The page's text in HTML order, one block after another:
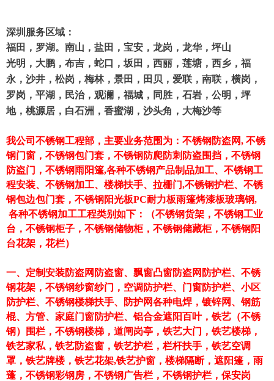
深圳服务区域：
福田，罗湖。南山，盐田，宝安，龙岗，龙华，坪山
光明，大鹏，布吉，蛇口，坂田，西丽，莲塘，西乡，福
永，沙井，松岗，梅林，景田，田贝，爱联，南联，横岗，
罗岗，平湖，民治，观澜，福城，同胜，石岩，公明，坪
地，桃源居，白石洲，香蜜湖，沙头角，大梅沙等
我公司不锈钢工程部，主要业务范围为：不锈钢防盗网, 不锈
钢门窗，不锈钢包门套，不锈钢防爬防刺防盗围挡，不锈钢
防盗门，不锈钢雨阳篷,各种不锈钢产品制品加工、不锈钢工
程安装、不锈钢加工、楼梯扶手、拉栅门,不锈钢护栏、不锈
钢包边包门套，不锈钢阳光板PC耐力板雨篷烤漆板玻璃钢,
各种不锈钢加工工程类别如下：（不锈钢货架，不锈钢工业
台，不锈钢柜子，不锈钢储物柜，不锈钢储藏柜，不锈钢阳
台花架，花栏）
一、定制安装防盗网防盗窗、飘窗凸窗防盗网防护栏、不锈
钢花架，不锈钢纱窗纱门，空调防护栏、门窗防护栏、小区
防护栏、不锈钢楼梯扶手、防护网各种电焊，镀锌网、钢筋
棍、方管、家庭门窗防护栏、铝合金遮阳百叶，铁艺（不锈
钢）围栏，不锈钢楼梯，道闸岗亭，铁艺大门，铁艺楼梯，
铁艺家私，铁艺防盗窗，铁艺护栏，栏杆扶手，铁艺空调
罩，铁艺牌楼，铁艺花架,铁艺护窗，楼梯隔断，遮阳篷，雨
蓬，不锈钢彩钢房，不锈钢广告栏，不锈钢护栏，保安岗